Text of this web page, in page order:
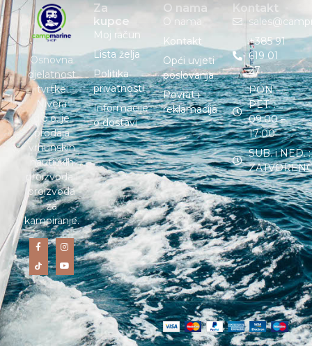
Osnovna
djelatnost
tvrtke
Nivera
d.o.o. je
prodaja
vrhunskih
nautičkih
proizvoda i
proizvoda
za
kampiranje.
Za
kupce
Moj račun
Lista želja
Politika
privatnosti
Informacije
o dostavi
O nama
O nama
Kontakt
Opći uvjeti
poslovanja
Povrat i
reklamacija
Kontakt
+385 91
619 01
27
PON. –
PET. :
09:00 –
17:00
SUB. i NED. :